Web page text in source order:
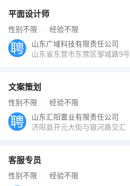
平面设计师
性别不限 经验不限
山东广域科技有限责任公司
山东省东营市东营区邹城路9号
文案策划
性别不限 经验不限
山东汇阳置业有限责任公司
济阳县开元大街与银河路交汇
客服专员
性别不限 经验不限